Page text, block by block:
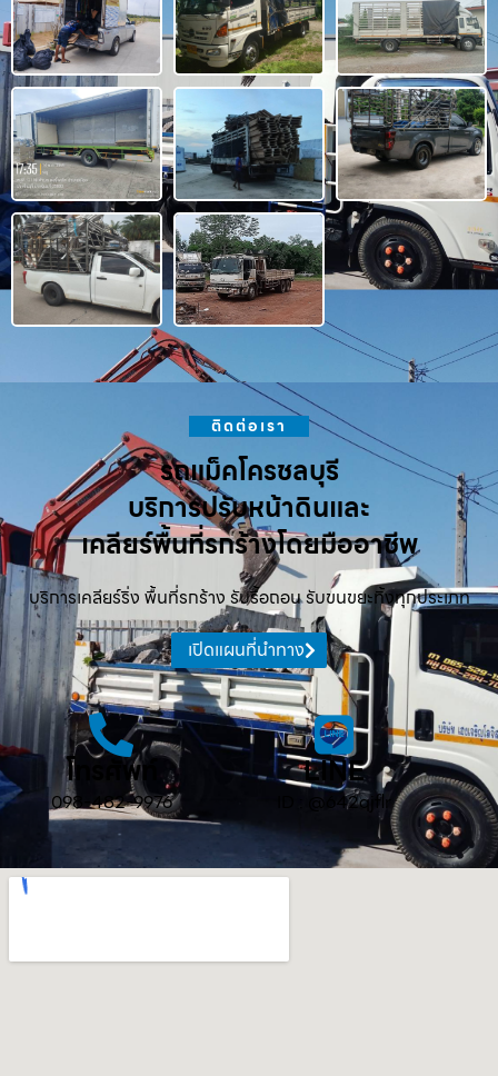
ติดต่อเรา
รถแม็คโครชลบุรี
บริการปรับหน้าดินและ
เคลียร์พื้นที่รกร้างโดยมืออาชีพ
บริการเคลียร์ริ่ง พื้นที่รกร้าง รับรื้อถอน รับขนขยะทิ้งทุกประเภท
เปิดแผนที่นำทาง
โทรศัพท์
098-482-9976
LINE
ID : @642qjflr